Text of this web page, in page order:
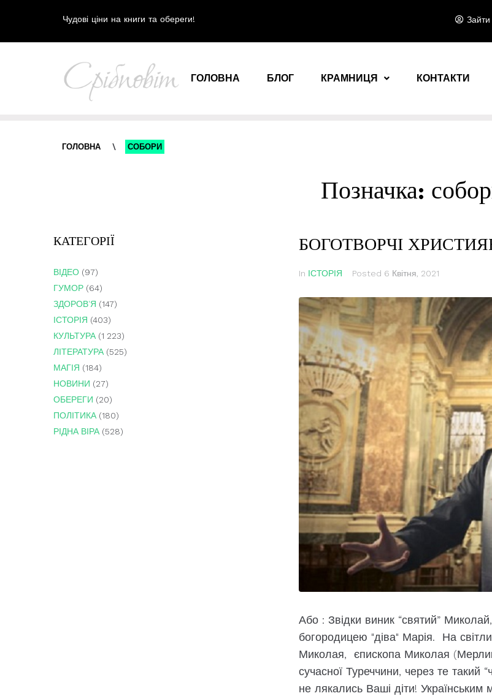
Чудові ціни на книги та обереги! Зайти
ГОЛОВНА БЛОГ КРАМНИЦЯ КОНТАКТИ
ГОЛОВНА \ СОБОРИ
Позначка:
БОГОТВОРЧІ
In ІСТОРІЯ Posted 6 Квітня, 2021
Або : Звідки виник “святий”
богородицею "діва" Марія. На
Миколая, єпископа Миколая
сучасної Туреччини, через те
не лякались Ваші діти! Українським
КАТЕГОРІЇ
ВІДЕО (97)
ГУМОР (64)
ЗДОРОВ'Я (147)
ІСТОРІЯ (403)
КУЛЬТУРА (1 223)
ЛІТЕРАТУРА (525)
МАГІЯ (184)
НОВИНИ (27)
ОБЕРЕГИ (20)
ПОЛІТИКА (180)
РІДНА ВІРА (528)